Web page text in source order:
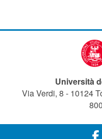
Università
Via Verdi, 8 - 10124